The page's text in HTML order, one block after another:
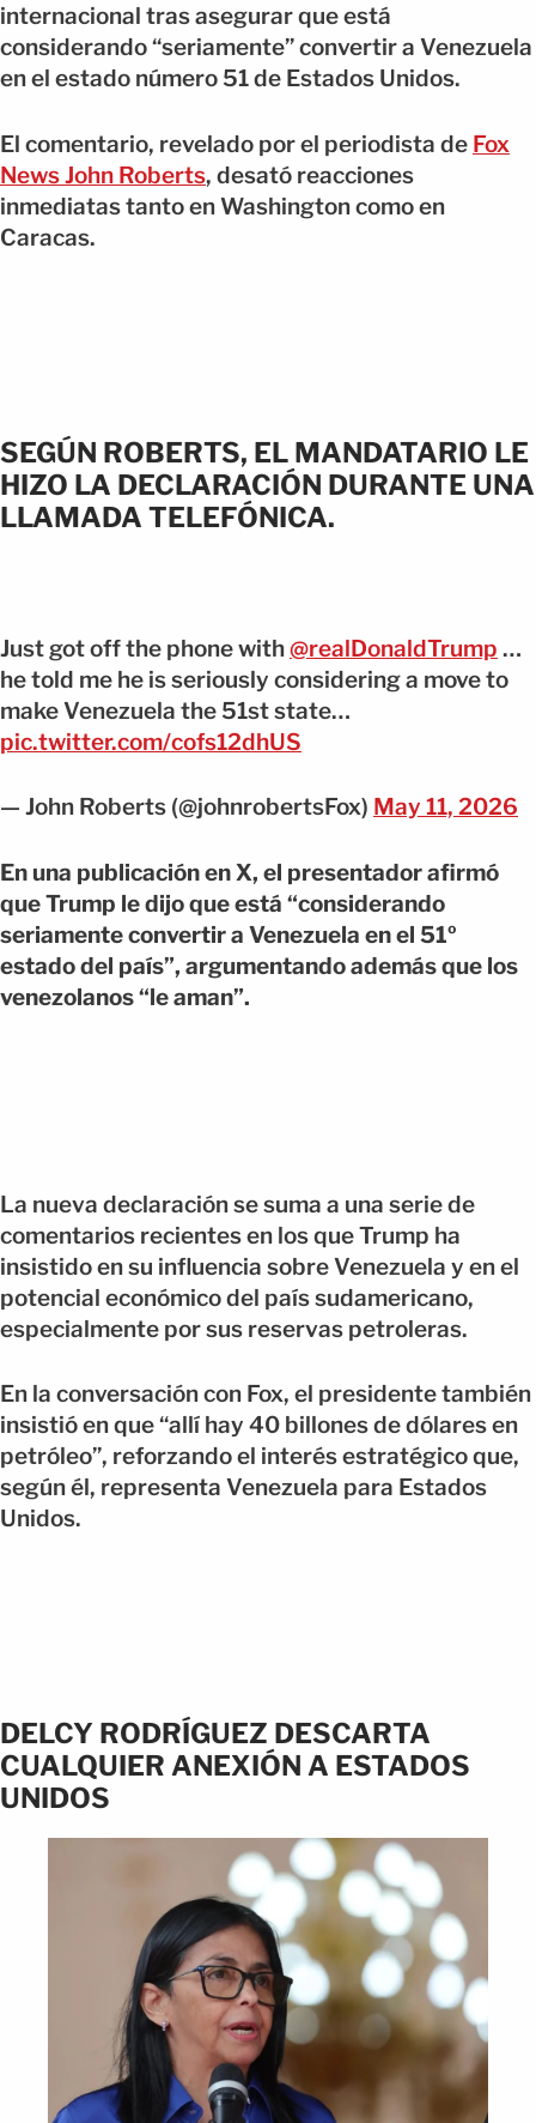
internacional tras asegurar que está
considerando “seriamente” convertir a Venezuela
en el estado número 51 de Estados Unidos.
El comentario, revelado por el periodista de Fox
News John Roberts, desató reacciones
inmediatas tanto en Washington como en
Caracas.
SEGÚN ROBERTS, EL MANDATARIO LE
HIZO LA DECLARACIÓN DURANTE UNA
LLAMADA TELEFÓNICA.
Just got off the phone with@realDonaldTrump …
he told me he is seriously considering a move to
make Venezuela the 51st state…
pic.twitter.com/cofs12dhUS
— John Roberts (@johnrobertsFox) May 11, 2026
En una publicación en X, el presentador afirmó
que Trump le dijo que está “considerando
seriamente convertir a Venezuela en el 51º
estado del país”, argumentando además que los
venezolanos “le aman”.
La nueva declaración se suma a una serie de
comentarios recientes en los que Trump ha
insistido en su influencia sobre Venezuela y en el
potencial económico del país sudamericano,
especialmente por sus reservas petroleras.
En la conversación con Fox, el presidente también
insistió en que “allí hay 40 billones de dólares en
petróleo”, reforzando el interés estratégico que,
según él, representa Venezuela para Estados
Unidos.
DELCY RODRÍGUEZ DESCARTA
CUALQUIER ANEXIÓN A ESTADOS
UNIDOS